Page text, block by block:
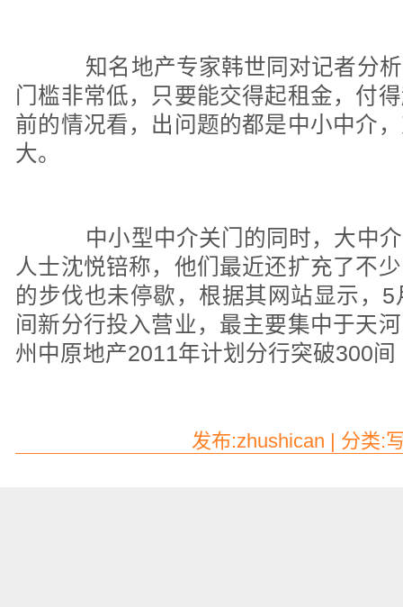
知名地产专家韩世同对记者分析
门槛非常低，只要能交得起租金，付
前的情况看，出问题的都是中小中介
大。
中小型中介关门的同时，大中介
人士沈悦锫称，他们最近还扩充了不
的步伐也未停歇，根据其网站显示，
间新分行投入营业，最主要集中于天
州中原地产2011年计划分行突破300间
发布:zhushican | 分类: